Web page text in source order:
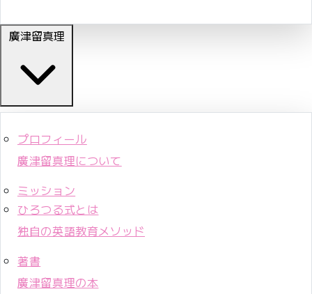
廣津留真理
プロフィール
廣津留真理について
ミッション
ひろつる式とは
独自の英語教育メソッド
著書
廣津留真理の本